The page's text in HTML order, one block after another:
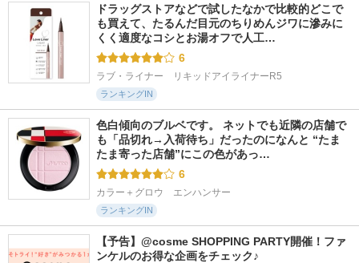
ドラッグストアなどで試したなかで比較的どこで
も買えて、たるんだ目元のちりめんジワに滲みに
くく適度なコシとお湯オフで人工…
6
ラブ・ライナー　リキッドアイライナーR5
ランキングIN
色白傾向のブルベです。 ネットでも近隣の店舗で
も「品切れ→入荷待ち」だったのになんと “たま
たま寄った店舗”にこの色があっ…
6
カラー＋グロウ　エンハンサー
ランキングIN
【予告】@cosme SHOPPING PARTY開催！ファ
ンケルのお得な企画をチェック♪